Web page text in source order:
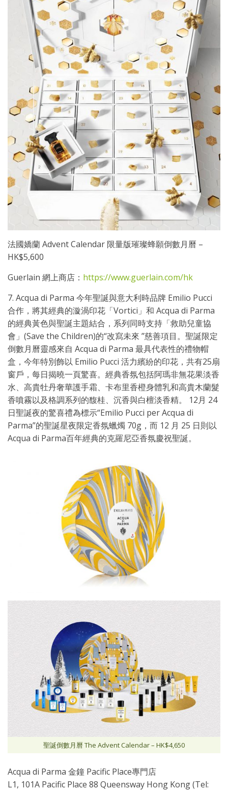
法國嬌蘭 Advent Calendar 限量版璀璨蜂願倒數月曆 –
HK$5,600
Guerlain 網上商店： https://www.guerlain.com/hk
7. Acqua di Parma 今年聖誕與意大利時品牌 Emilio Pucci
合作，將其經典的漩渦印花「Vortici」和 Acqua di Parma
的經典黃色與聖誕主題結合，系列同時支持「救助兒童協
會」(Save the Children)的“改寫未來 ”慈善項目。聖誕限定
倒數月曆靈感來自 Acqua di Parma 最具代表性的禮物帽
盒，今年特別飾以 Emilio Pucci 活力繽紛的印花，共有25扇
窗戶，每日揭曉一頁驚喜。經典香氛包括阿瑪非無花果淡香
水、高貴牡丹奢華護手霜、卡布里香橙身體乳和高貴木蘭髮
香噴霧以及格調系列的馥桂、沉香與白檀淡香精。 12月 24
日聖誕夜的驚喜禮為標示“Emilio Pucci per Acqua di
Parma”的聖誕星夜限定香氛蠟燭 70g，而 12 月 25 日則以
Acqua di Parma百年經典的克羅尼亞香氛慶祝聖誕。
聖誕倒數月曆 The Advent Calendar – HK$4,650
Acqua di Parma 金鐘 Pacific Place專門店
L1, 101A Pacific Place 88 Queensway Hong Kong (Tel: